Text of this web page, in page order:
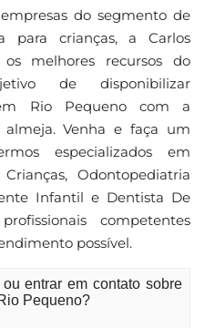
do segmento de
para crianças, a Carlos
melhores recursos do
de disponibilizar
Rio Pequeno com a
Venha e faça um
especializados em
Odontopediatria
Infantil e Dentista De
competentes
possível.
entrar em contato sobre
Pequeno?